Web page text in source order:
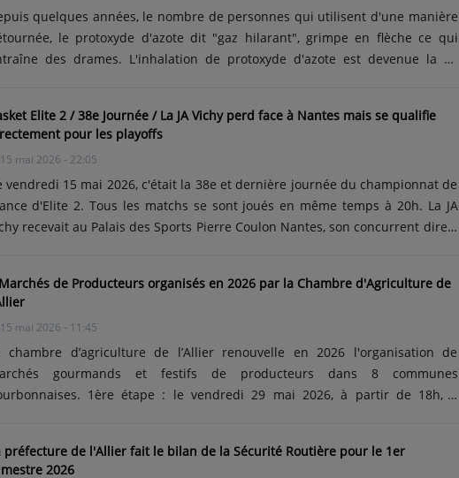
quelques années, le nombre de personnes qui utilisent d'une manière
le protoxyde d'azote dit "gaz hilarant", grimpe en flèche ce qui
des drames. L'inhalation de protoxyde d'azote est devenue la 3e
santé comme des troubles de l’usage (perte de contrôle de la
des complications neurologiques (engourdissements,
musculaires, troubles urinaires), des problèmes cardiovasculaires
Elite 2 / 38e Journée / La JA Vichy perd face à Nantes mais se qualifie
pour les playoffs
15 mai 2026 - 22:05
vendredi 15 mai 2026, c'était la 38e et dernière journée du championnat de
d'Elite 2. Tous les matchs se sont joués en même temps à 20h. La JA
recevait au Palais des Sports Pierre Coulon Nantes, son concurrent direct
avec 13 points de plus pour doubler la JA Vichy sur le poteau. Malgré
3e défaite consécutive, la JA Vichy est qualifiée directement pour les
Vichy devrait affronter Poitiers lors du premier tour des playoffs.......
de Producteurs organisés en 2026 par la Chambre d'Agriculture de
15 mai 2026 - 11:45
chambre d’agriculture de l’Allier renouvelle en 2026 l'organisation de
gourmands et festifs de producteurs dans 8 communes
1ère étape : le vendredi 29 mai 2026, à partir de 18h, à
juin à Avermes, vendredi 26 juin à Varennes-sur-Allier, samedi 4 juillet à
préfecture de l'Allier fait le bilan de la Sécurité Routière pour le 1er
2026